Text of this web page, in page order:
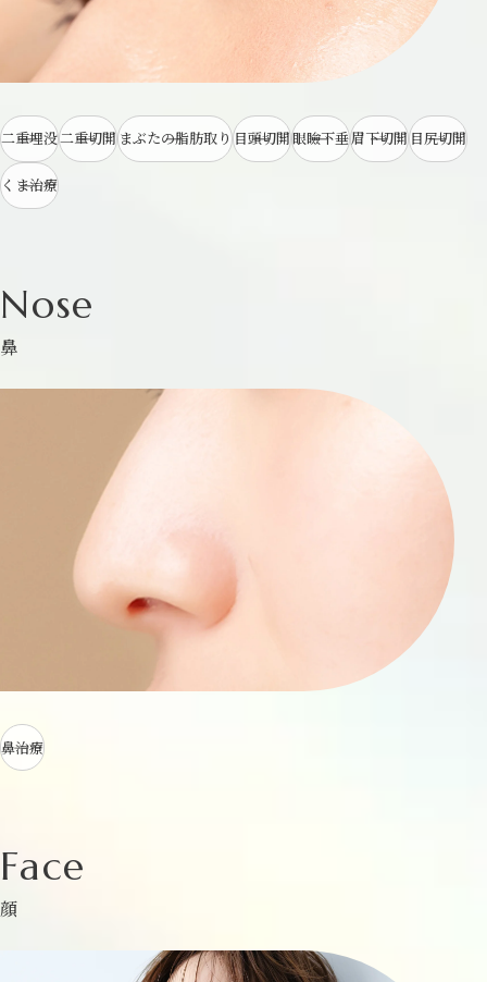
二重埋没二重切開まぶたの脂肪取り目頭切開眼瞼下垂眉下切開目尻切開
くま治療
Nose
鼻
鼻治療
Face
顔